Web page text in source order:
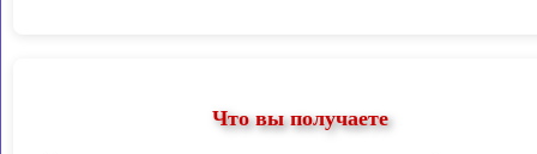
Что вы получаете